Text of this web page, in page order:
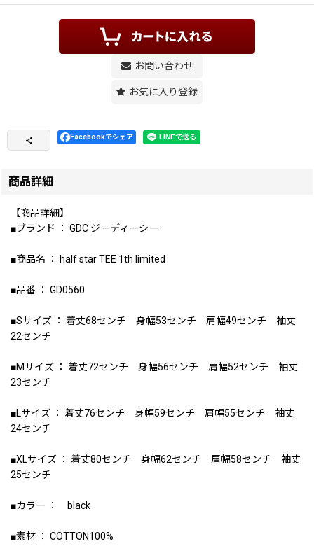
お問い合わせ
お気に入り登録
Facebookでシェア
商品詳細
【商品詳細】
■ブランド ： GDC ジーディーシー
■商品名 ： half star TEE 1th limited
■品番 ： GD0560
■Sサイズ ： 着丈68センチ 身幅53センチ 肩幅49センチ 袖丈
22センチ
■Mサイズ ： 着丈72センチ 身幅56センチ 肩幅52センチ 袖丈
23センチ
■Lサイズ ： 着丈76センチ 身幅59センチ 肩幅55センチ 袖丈
24センチ
■XLサイズ ： 着丈80センチ 身幅62センチ 肩幅58センチ 袖丈
25センチ
■カラー ： black
■素材 ： COTTON100%